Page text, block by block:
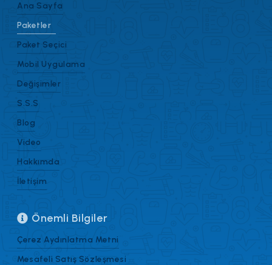
Ana Sayfa
Paketler
Paket Seçici
Mobil Uygulama
Değişimler
S.S.S
Blog
Video
Hakkımda
İletişim
Önemli Bilgiler
Çerez Aydınlatma Metni
Mesafeli Satış Sözleşmesi